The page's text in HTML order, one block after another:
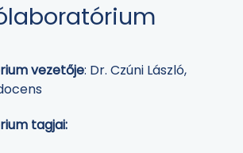
vezetője: Dr. Czúni László,
tagjai: